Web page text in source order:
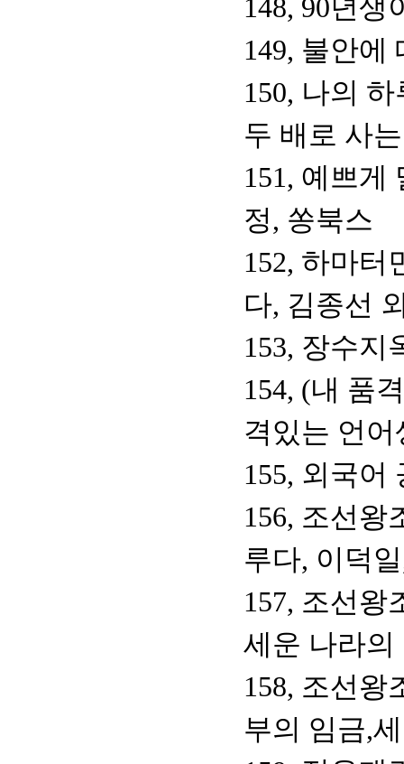
148, 90년생
149, 불안에
150, 나의
두 배로 사
151, 예쁘게
정, 쏭북스
152, 하마터
다, 김종선
153, 장수지
154, (내 품
격있는 언
155, 외국어
156, 조선왕
루다, 이덕
157, 조선왕
세운 나라의
158, 조선왕
부의 임금,